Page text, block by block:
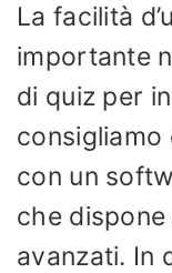
La facilità
importante
di quiz per
consigliamo
con un
che
avanzati. In